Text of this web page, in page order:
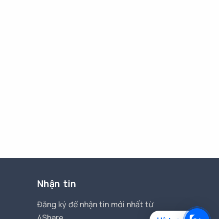
Nhận tin
Đăng ký để nhận tin mới nhất từ